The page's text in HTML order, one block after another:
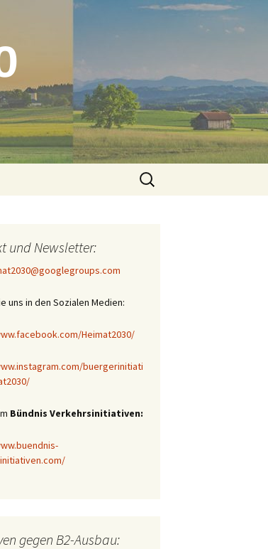
Suchen
nach:
und Newsletter:
uns in den Sozialen Medien:
Heimat2030/
buergerinitiati
Bündnis Verkehrsinitiativen:
gegen B2-Ausbau: